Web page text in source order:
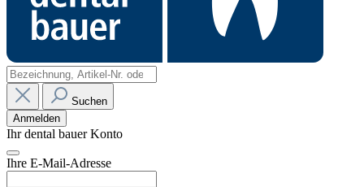
Suchen
Anmelden
Ihr dental bauer Konto
Ihre E-Mail-Adresse